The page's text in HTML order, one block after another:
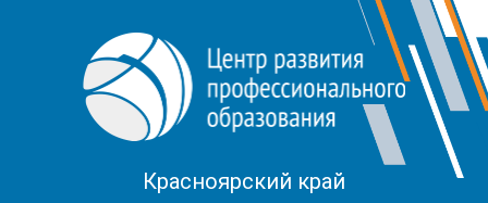
Красноярский край